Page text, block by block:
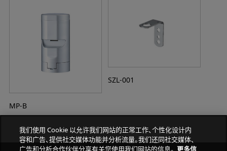
MP-B
SZL-001
我们使用 Cookie 以允许我们网站的正常工作、个性化设计内
容和广告、提供社交媒体功能并分析流量。我们还同社交媒体、
广告和分析合作伙伴分享有关您使用我们网站的信息。 更多信